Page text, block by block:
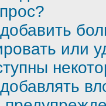
или